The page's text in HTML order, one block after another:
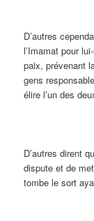
D’autres
l’Imamat pour
paix, prévenant
gens
élire l’un des
D’autres dirent
dispute et de
tombe le sort